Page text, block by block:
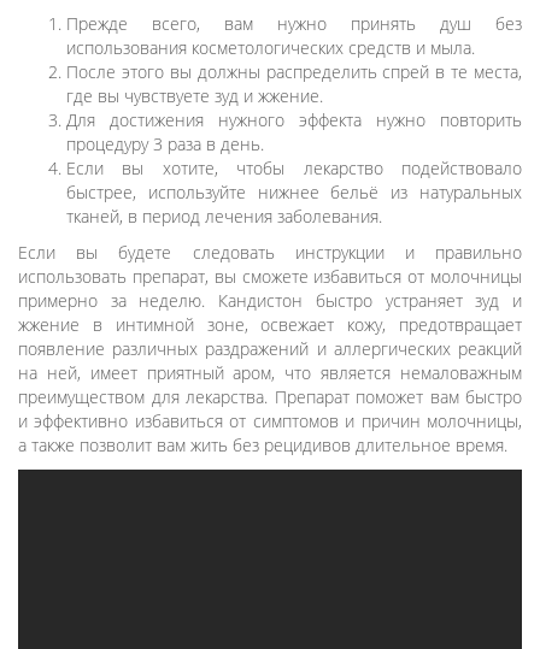
Прежде всего, вам нужно принять душ без
использования косметологических средств и мыла.
После этого вы должны распределить спрей в те места,
где вы чувствуете зуд и жжение.
Для достижения нужного эффекта нужно повторить
процедуру 3 раза в день.
Если вы хотите, чтобы лекарство подействовало
быстрее, используйте нижнее бельё из натуральных
тканей, в период лечения заболевания.
Если вы будете следовать инструкции и правильно
использовать препарат, вы сможете избавиться от молочницы
примерно за неделю. Кандистон быстро устраняет зуд и
жжение в интимной зоне, освежает кожу, предотвращает
появление различных раздражений и аллергических реакций
на ней, имеет приятный аром, что является немаловажным
преимуществом для лекарства. Препарат поможет вам быстро
и эффективно избавиться от симптомов и причин молочницы,
а также позволит вам жить без рецидивов длительное время.